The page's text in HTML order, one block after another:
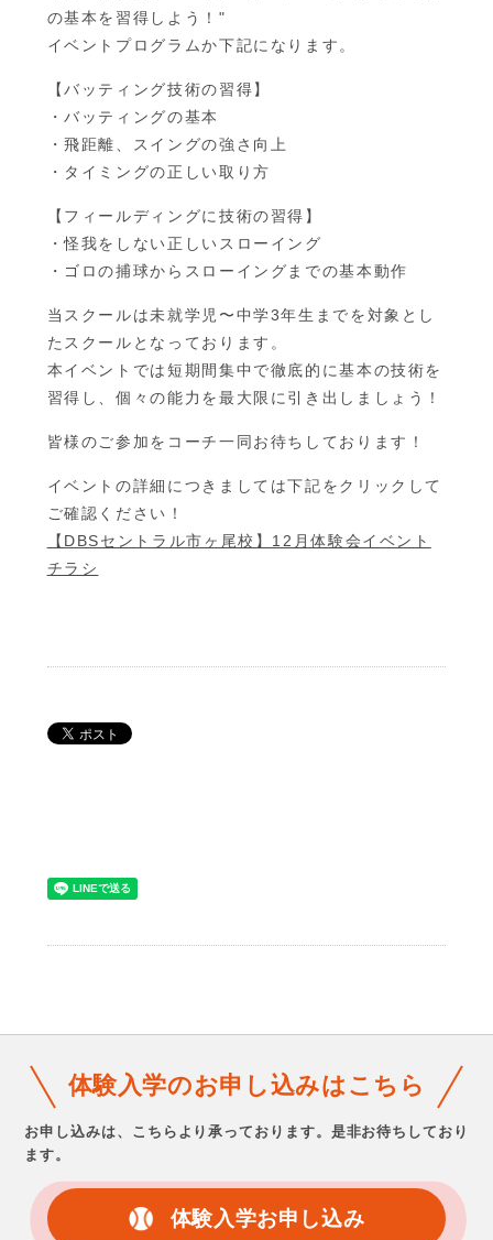
の基本を習得しよう！"
イベントプログラムか下記になります。
【バッティング技術の習得】
・バッティングの基本
・飛距離、スイングの強さ向上
・タイミングの正しい取り方
【フィールディングに技術の習得】
・怪我をしない正しいスローイング
・ゴロの捕球からスローイングまでの基本動作
当スクールは未就学児〜中学3年生までを対象とし
たスクールとなっております。
本イベントでは短期間集中で徹底的に基本の技術を
習得し、個々の能力を最大限に引き出しましょう！
皆様のご参加をコーチ一同お待ちしております！
イベントの詳細につきましては下記をクリックして
ご確認ください！
【DBSセントラル市ヶ尾校】12月体験会イベント
チラシ
体験入学のお申し込みはこちら
お申し込みは、こちらより承っております。 是非お待ちしており
ます。
体験入学お申し込み